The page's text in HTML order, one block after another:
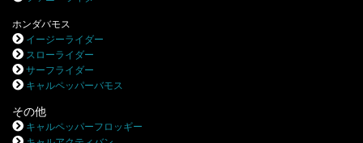
ホンダバモス
イージーライダー
スローライダー
サーフライダー
キャルペッパーバモス
その他
キャルペッパーフロッギー